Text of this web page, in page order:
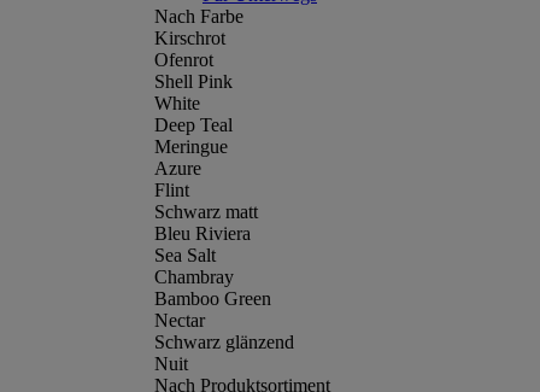
Nach Farbe
Kirschrot
Ofenrot
Shell Pink
White
Deep Teal
Meringue
Azure
Flint
Schwarz matt
Bleu Riviera
Sea Salt
Chambray
Bamboo Green
Nectar
Schwarz glänzend
Nuit
Nach Produktsortiment